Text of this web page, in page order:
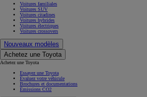
Voitures familiales
Voitures SUV
Voitures citadines
Voitures hybrides
Voitures électriques
Voitures crossovers
Nouveaux modèles
Achetez une Toyota
Achetez une Toyota
Essayez une Toyota
Évaluez votre véhicule
Brochures et documentations
Émissions CO2